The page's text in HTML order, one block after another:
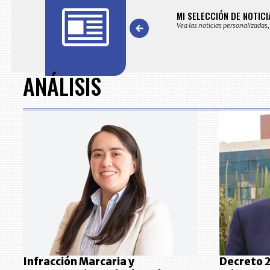
noticias seleccionadas por nuestro equipo editorial MI SELECCIÓN DE
Vea las noticias
ANÁLISIS
Infracción Marcaria y
Decreto